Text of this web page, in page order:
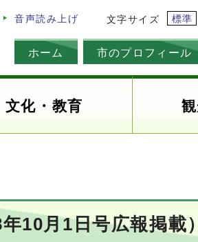
音声読み上げ 文字サイズ 標準
ホーム 市のプロフィール
文化・教育
10月1日号広報掲載